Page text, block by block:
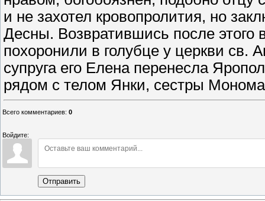
и не захотел кровопролития, но
Десны. Возвратившись после этого
похоронили в голубце у церкви св.
супруга его Елена перенесла
рядом с телом Янки, сестры
Всего комментариев: 0
Войдите:
Отправить